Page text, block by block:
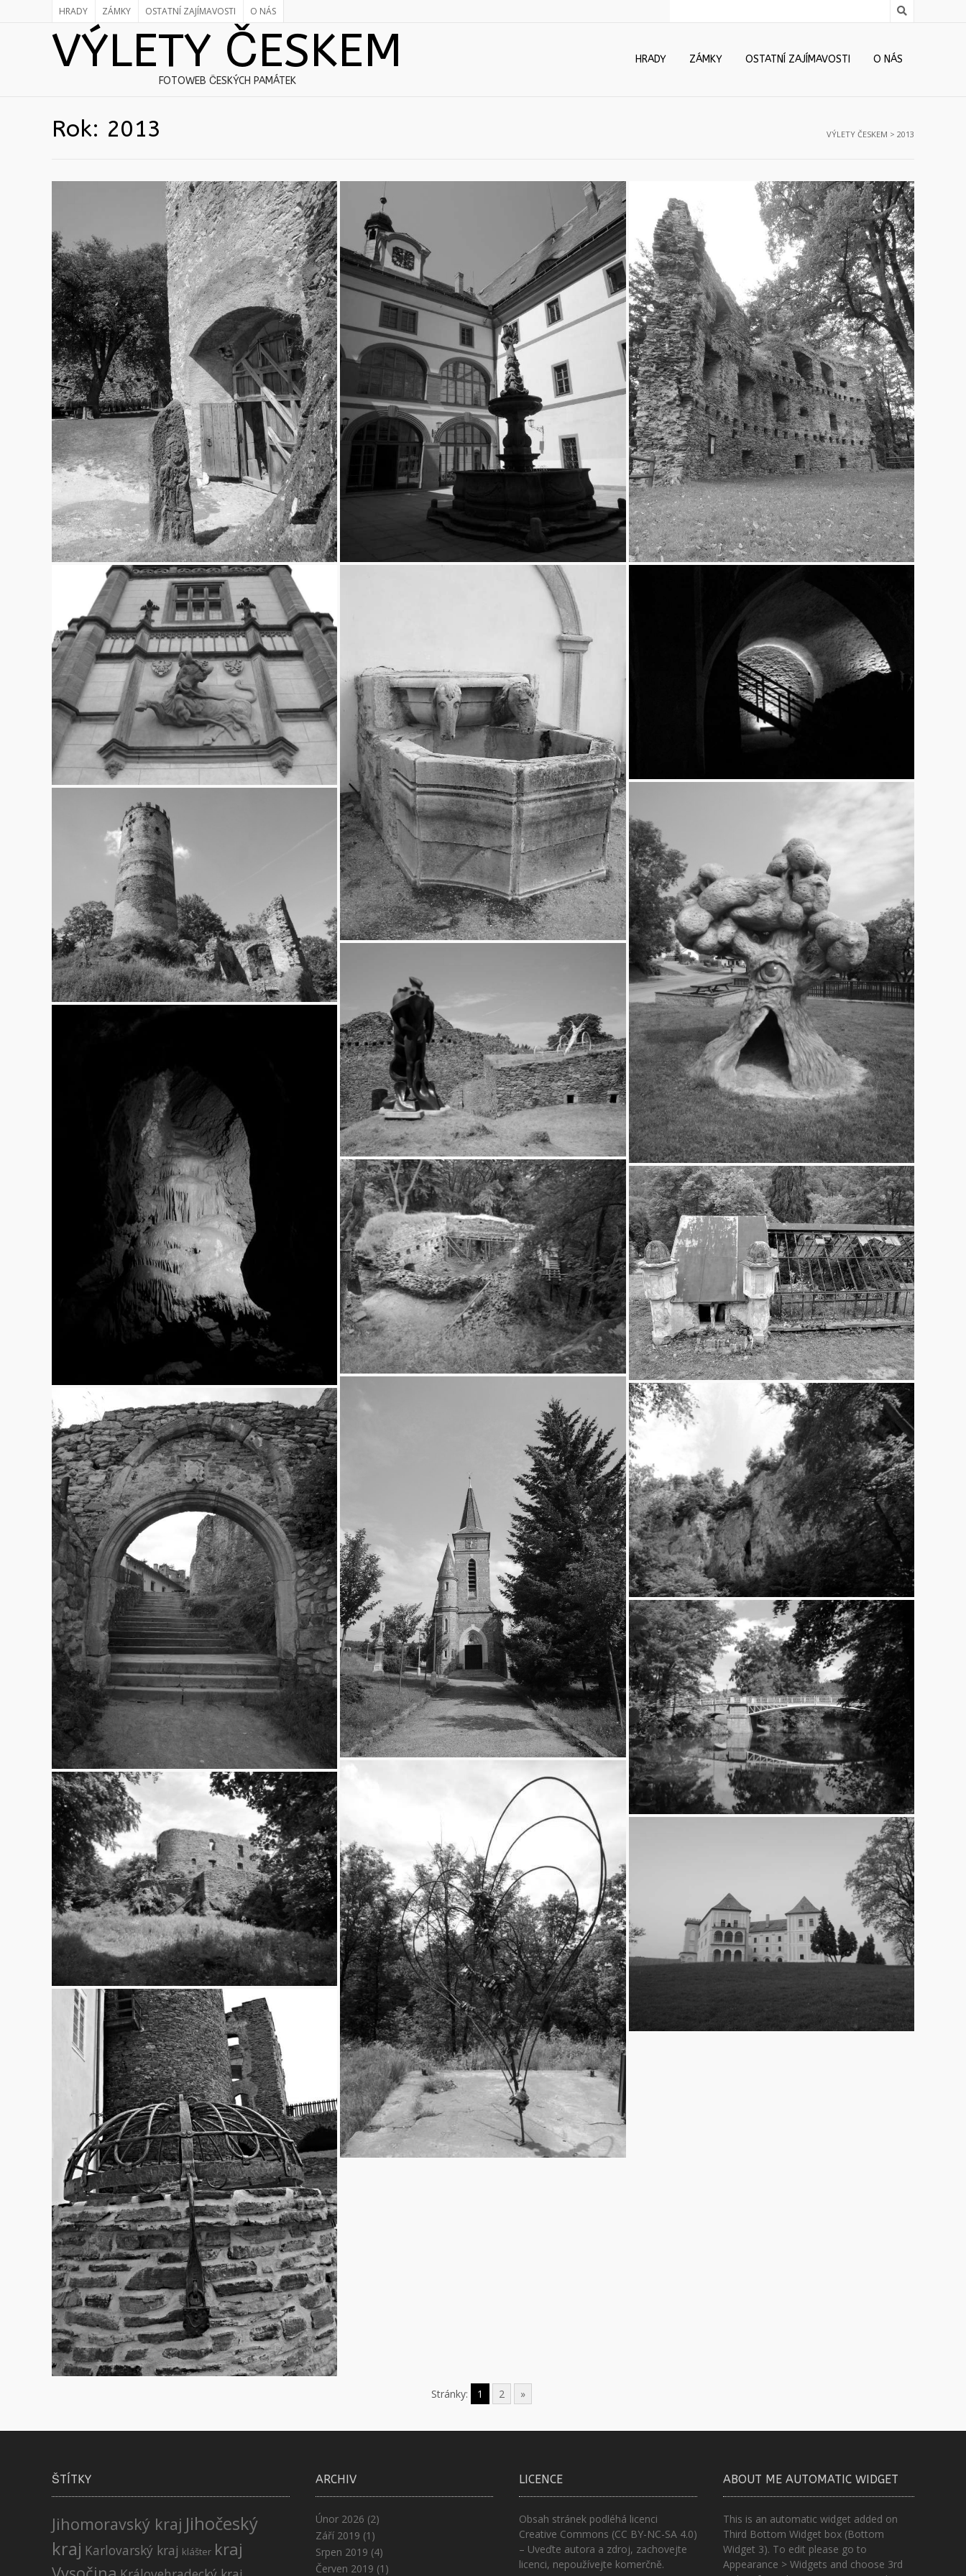
HRADY ZÁMKY OSTATNÍ ZAJÍMAVOSTI O NÁS
VÝLETY ČESKEM
FOTOWEB ČESKÝCH PAMÁTEK
HRADY ZÁMKY OSTATNÍ ZAJÍMAVOSTI O NÁS
Rok: 2013 VÝLETY ČESKEM > 2013
Rabí
12.12.2013
Lnáře
5.11.2013
Dalečín
2.10.2013
Žleby
17.9.2013
Žďár nad Sázavou –
zámek
17.9.2013
Lipnice
17.9.2013
Betonové sochy Michala
Olšiaka
17.9.2013
Šelberk
18.8.2013
Klenová
27.7.2013
Koněpruské jeskyně
20.7.2013
Jenčov
20.7.2013
Veveří
8.7.2013
Bílovice nad Svitavou –
kostel
6.7.2013
Moravský kras –
Macocha, Sloupsko-
šošůvské jeskyně
6.7.2013
Boskovice – hrad
22.6.2013
Kozel
15.6.2013
Radyně
15.6.2013
Vlčtejn
15.6.2013
Letovice
27.4.2013
Svojanov
27.4.2013
Stránky: 1 2 »
ŠTÍTKY
Jihomoravský kraj Jihočeský
kraj Karlovarský kraj klášter kraj
ARCHIV
Únor 2026 (2)
Září 2019 (1)
Srpen 2019 (4)
Červen 2019 (1)
LICENCE
Obsah stránek podléhá licenci
Creative Commons (CC BY-NC-SA 4.0)
– Uveďte autora a zdroj, zachovejte
licenci, nepoužívejte komerčně.
ABOUT ME AUTOMATIC WIDGET
This is an automatic widget added on
Third Bottom Widget box (Bottom
Widget 3). To edit please go to
Appearance > Widgets and choose 3rd